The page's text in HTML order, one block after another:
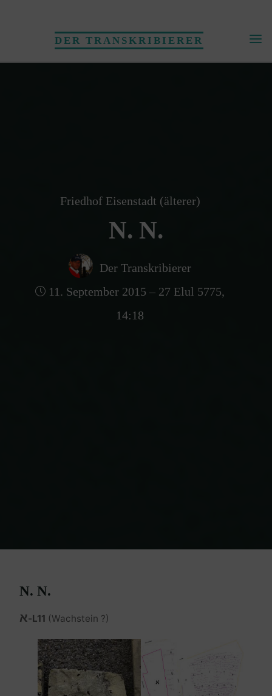
DER TRANSKRIBIERER
Friedhof Eisenstadt (älterer)
N. N.
Der Transkribierer
11. September 2015 – 27 Elul 5775,
14:18
N. N.
א-L11 (Wachstein ?)